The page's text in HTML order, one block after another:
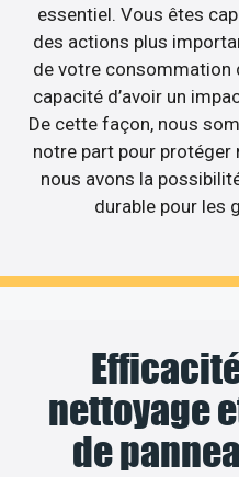
essentiel. Vous êtes
des actions plus
de votre consommation
capacité d’avoir un
De cette façon, nous
notre part pour protéger
nous avons la
durable pour les
nettoyage
de